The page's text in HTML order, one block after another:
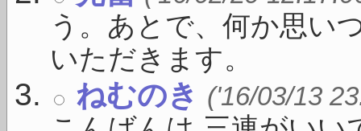
う。あとで、何か思い
いただきます。
ねむのき ('16/03/13